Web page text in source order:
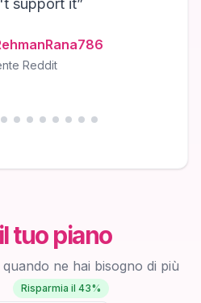
support it”
Reddit
tuo piano
ne hai bisogno di più
Risparmia il 43%